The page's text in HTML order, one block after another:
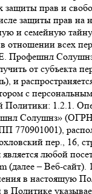
защиты прав и
защиты прав на
и семейную
отношении всех
Профешнл
от субъекта
и
с
Политики: 1.2.1.
Солушнз» (ОГРН
770901001),
пер., 16,
любой
(далее – Веб-сайт).
в настоящую
Политике